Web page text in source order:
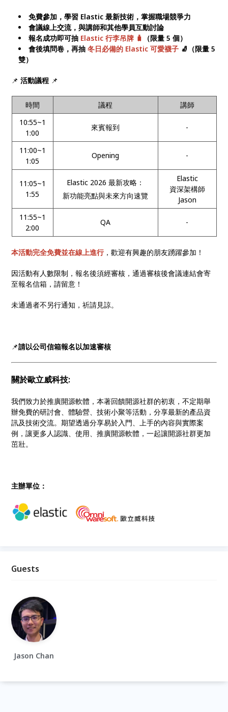
免費參加，學習 Elastic 最新技術，掌握職場競爭力
會議線上交流，與講師和其他學員互動討論
報名成功即可抽 Elastic 行李吊牌 🧳
（限量 5 個）
會後填問卷，再抽冬日必備的 Elastic 可愛襪子 🧦（限量 5
雙）
📌活動議程 📌
時間 議程
講師
10:55~1
1:00
來賓報到 -
11:00~1
1:05
Opening -
11:05~1
1:55
Elastic 2026 最新攻略：
新功能亮點與未來方向速覽
Elastic
資深架構師
Jason
11:55~1
2:00
QA -
本活動完全免費並在線上進行，歡迎有興趣的朋友踴躍參加！
因活動有人數限制，報名後須經審核，通過審核後會議連結會寄
至報名信箱，請留意！
未通過者不另行通知，祈請見諒。
📌請以公司信箱報名以加速審核
關於歐立威科技:
我們致力於推廣開源軟體，本著回饋開源社群的初衷，不定期舉
辦免費的研討會、體驗營、技術小聚等活動，分享最新的產品資
訊及技術交流。期望透過分享易於入門、上手的內容與實際案
例，讓更多人認識、使用、推廣開源軟體，一起讓開源社群更加
茁壯。
主辦單位：
Guests
Jason Chan